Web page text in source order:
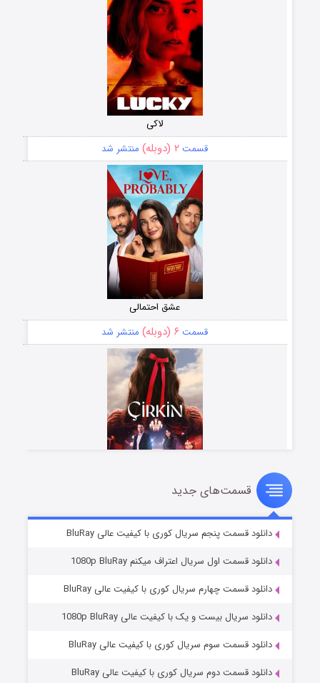
لاکی
قسمت ۲ (دوبله) منتشر شد
عشق احتمالی
قسمت ۶ (دوبله) منتشر شد
سریال زشت
قسمت۵ (زیرنویس) منتشر شد
وستی ها
قسمت‌های جدید
دانلود قسمت پنجم سریال کوری با کیفیت عالی BluRay
دانلود قسمت اول سریال اعتراف میکنم 1080p BluRay
دانلود قسمت چهارم سریال کوری با کیفیت عالی BluRay
دانلود سریال بیست و یک با کیفیت عالی 1080p BluRay
دانلود قسمت سوم سریال کوری با کیفیت عالی BluRay
دانلود قسمت دوم سریال کوری با کیفیت عالی BluRay